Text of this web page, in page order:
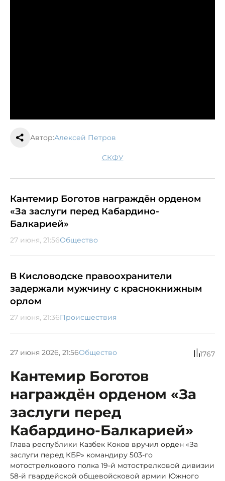
Автор:Алексей Петров
СКФУ
Кантемир Боготов награждён орденом
«За заслуги перед Кабардино-
Балкарией»
27 июня, 21:56Общество
В Кисловодске правоохранители
задержали мужчину с краснокнижным
орлом
27 июня, 21:36Происшествия
27 июня 2026, 21:56Общество 1767
Кантемир Боготов
награждён орденом «За
заслуги перед
Кабардино-Балкарией»
Глава республики Казбек Коков вручил орден «За
заслуги перед КБР» командиру 503-го
мотострелкового полка 19-й мотострелковой дивизии
58-й гвардейской общевойсковой армии Южного